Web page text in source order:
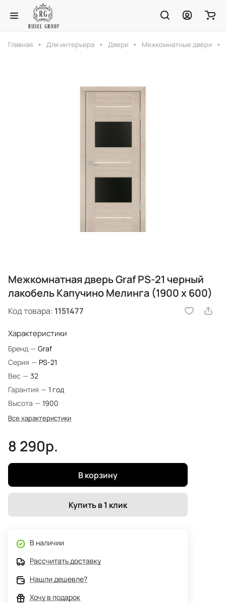
Главная Для интерьера Двери Межкомнатные двери
Межкомнатная дверь Graf PS-21 черный
лакобель Капучино Мелинга (1900 х 600)
Код товара: 1151477
Характеристики
Бренд — Graf
Серия — PS-21
Вес — 32
Гарантия — 1 год
Высота — 1900
Все характеристики
8 290р.
В корзину
Купить в 1 клик
В наличии
Рассчитать доставку
Нашли дешевле?
Хочу в подарок